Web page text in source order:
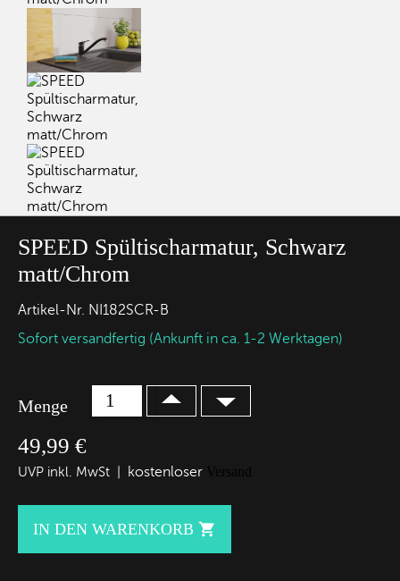
SPEED Spültischarmatur, Schwarz
matt/Chrom
Artikel-Nr. NI182SCR-B
Sofort versandfertig (Ankunft in ca. 1-2 Werktagen)
Menge
49,99 €
UVP inkl. MwSt | kostenloser
IN DEN WARENKORB 